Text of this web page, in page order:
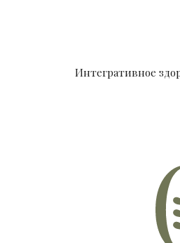
Интегративное